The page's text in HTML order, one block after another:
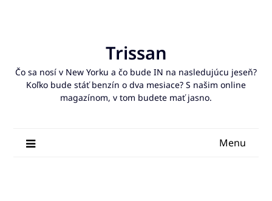
Trissan
Čo sa nosí v New Yorku a čo bude IN na nasledujúcu jeseň?
Koľko bude stáť benzín o dva mesiace? S našim online
magazínom, v tom budete mať jasno.
Menu